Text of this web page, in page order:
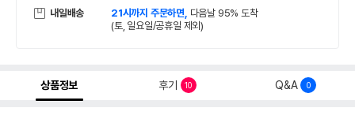
내일배송 21시까지 주문하면, 다음날 95% 도착
(토, 일요일/공휴일 제외)
상품정보 후기 10 Q&A 0